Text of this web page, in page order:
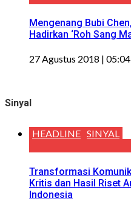
Mengenang Bubi
Hadirkan ‘Roh Sang
27 Agustus 2018 | 05:04
Sinyal
HEADLINE SINYAL
Transformasi
Kritis dan Hasil Riset
Indonesia